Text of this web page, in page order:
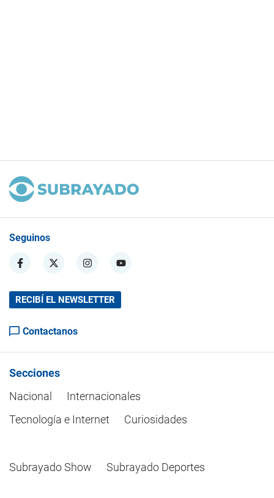
Seguinos
RECIBÍ EL NEWSLETTER
Contactanos
Secciones
Nacional
Internacionales
Tecnología e Internet
Curiosidades
Subrayado Show Subrayado Deportes